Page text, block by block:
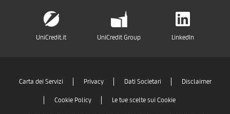
UniCredit.it UniCredit Group LinkedIn
Carta dei Servizi Privacy Dati Societari Disclaimer
Cookie Policy Le tue scelte sui Cookie